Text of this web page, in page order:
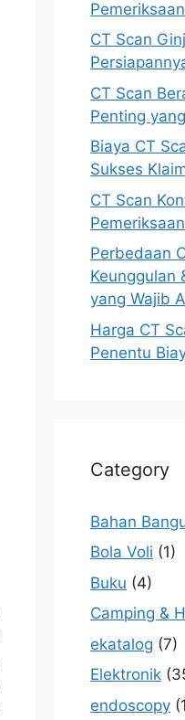
Pemeriksaan
CT Scan
CT Scan
Penting
Biaya CT
Sukses
CT Scan
Perbedaan
Keunggulan
yang Wajib
Harga CT
Penentu
Category
Bahan
Bola Voli (1)
Buku (4)
Camping &
ekatalog (7)
Elektronik
endoscopy